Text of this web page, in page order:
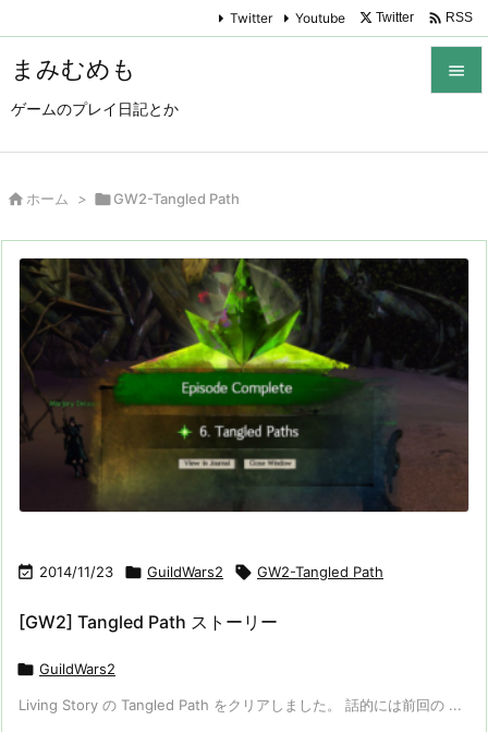
まみむめも
ゲームのプレイ日記とか

次へ

検索
Twitter Youtube Twitter  RSS
 ホーム > GW2-Tangled Path
 2014/11/23  GuildWars2  GW2-Tangled Path
[GW2] Tangled Path ストーリー
 GuildWars2
Living Story の Tangled Path をクリアしました。 話的には前回の ...